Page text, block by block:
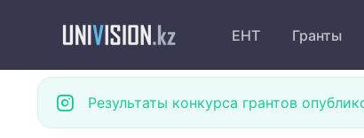
ЕНТ Гранты
Результаты конкурса грантов